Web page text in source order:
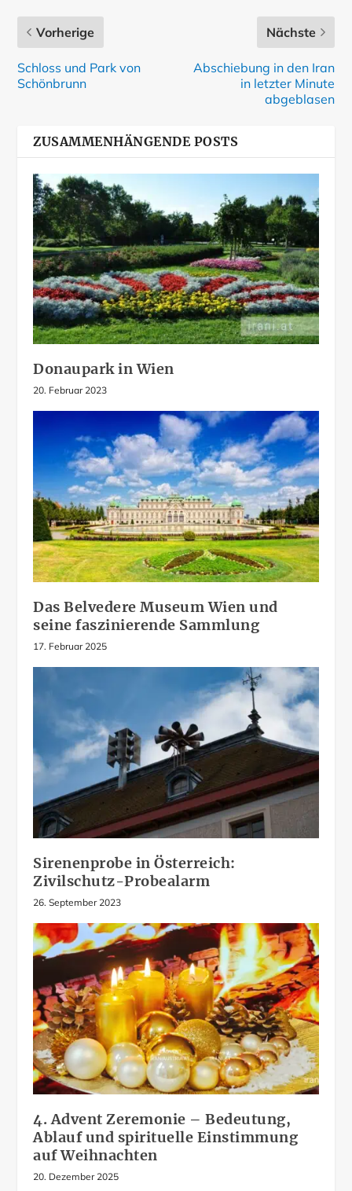
Vorherige
Schloss und Park von
Schönbrunn
Nächste
Abschiebung in den Iran
in letzter Minute
abgeblasen
ZUSAMMENHÄNGENDE POSTS
Donaupark in Wien
20. Februar 2023
Das Belvedere Museum Wien und
seine faszinierende Sammlung
17. Februar 2025
Sirenenprobe in Österreich:
Zivilschutz-Probealarm
26. September 2023
4. Advent Zeremonie – Bedeutung,
Ablauf und spirituelle Einstimmung
auf Weihnachten
20. Dezember 2025